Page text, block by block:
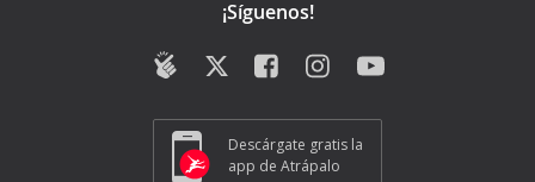
¡Síguenos!
Descárgate gratis la
app de Atrápalo